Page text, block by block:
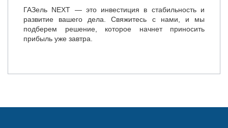
ГАЗель NEXT — это инвестиция в стабильность и
развитие вашего дела. Свяжитесь с нами, и мы
подберем решение, которое начнет приносить
прибыль уже завтра.